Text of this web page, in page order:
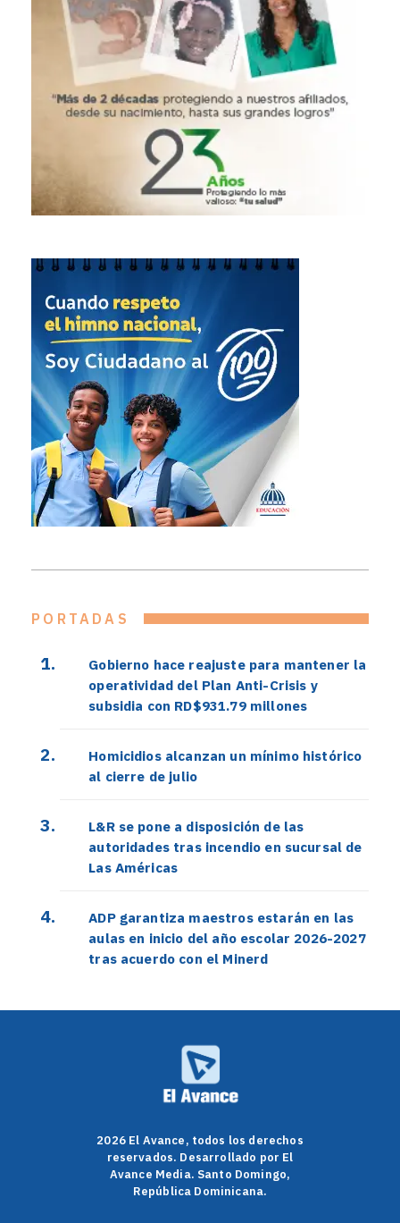
PORTADAS
Gobierno hace reajuste para mantener la
operatividad del Plan Anti-Crisis y
subsidia con RD$931.79 millones
Homicidios alcanzan un mínimo histórico
al cierre de julio
L&R se pone a disposición de las
autoridades tras incendio en sucursal de
Las Américas
ADP garantiza maestros estarán en las
aulas en inicio del año escolar 2026-2027
tras acuerdo con el Minerd
2026 El Avance, todos los derechos
reservados. Desarrollado por El
Avance Media. Santo Domingo,
República Dominicana.